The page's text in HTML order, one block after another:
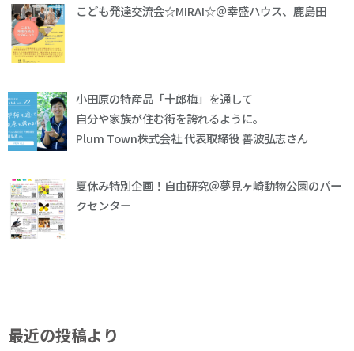
こども発達交流会☆MIRAI☆＠幸盛ハウス、鹿島田
小田原の特産品「十郎梅」を通して
自分や家族が住む街を誇れるように。
Plum Town株式会社 代表取締役 善波弘志さん
夏休み特別企画！自由研究＠夢見ヶ崎動物公園のパー
クセンター
最近の投稿より